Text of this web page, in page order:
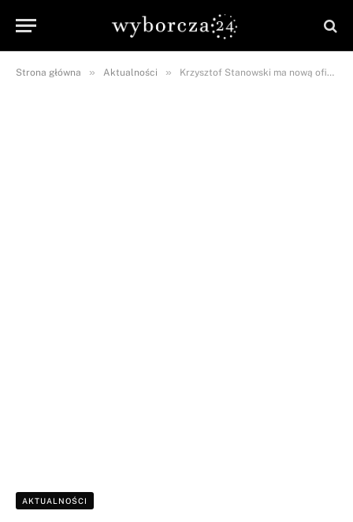
Strona główna » Aktualności » Krzysztof Stanowski ma nową ofiarę! Poszło o zdjęcie z komisariatu…
AKTUALNOŚCI